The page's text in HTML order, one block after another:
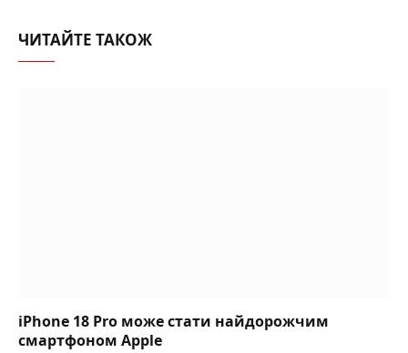
ЧИТАЙТЕ ТАКОЖ
iPhone 18 Pro може стати найдорожчим
смартфоном Apple